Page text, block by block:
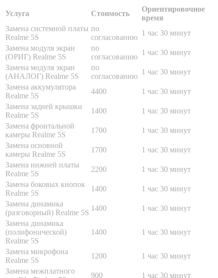
Услуга Стоимость
Ориентировочное
время
Замена системной платы
Realme 5S
по
согласованию
1 час 30 минут
Замена модуля экран
(ОРИГ) Realme 5S
по
согласованию
1 час 30 минут
Замена модуля экран
(АНАЛОГ) Realme 5S
по
согласованию
1 час 30 минут
Замена аккумулятора
Realme 5S
4400
1 час 30 минут
Замена задней крышки
Realme 5S
1400
1 час 30 минут
Замена фронтальной
камеры Realme 5S
1700
1 час 30 минут
Замена основной
камеры Realme 5S
1700
1 час 30 минут
Замена нижней платы
Realme 5S
2200
1 час 30 минут
Замена боковых кнопок
Realme 5S
1400
1 час 30 минут
Замена динамика
(разговорный) Realme 5S
1400
1 час 30 минут
Замена динамика
(полифонической)
Realme 5S
1400 1 час 30 минут
Замена микрофона
Realme 5S
1200
1 час 30 минут
Замена межплатного
900 1 час 30 минут